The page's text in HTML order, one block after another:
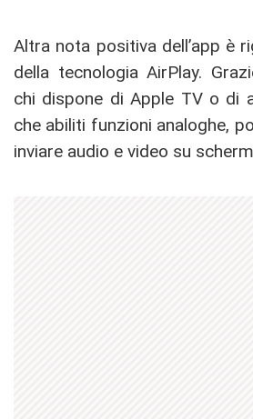
Altra nota positiva dell’app è
della tecnologia AirPlay.
chi dispone di Apple TV o di
che abiliti funzioni analoghe,
inviare audio e video su